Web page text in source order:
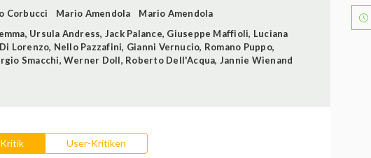
Corbucci Mario Amendola Mario Amendola
, Ursula Andress, Jack Palance, Giuseppe Maffioli, Luciana
Lorenzo, Nello Pazzafini, Gianni Vernucio, Romano Puppo,
Smacchi, Werner Doll, Roberto Dell'Acqua, Jannie Wienand
User-Kritiken